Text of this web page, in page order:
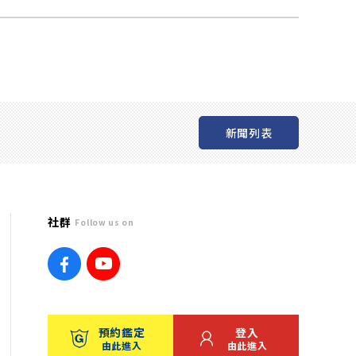
新聞列表
社群 Follow us on
預約鑑定
由此進入
登入
由此進入